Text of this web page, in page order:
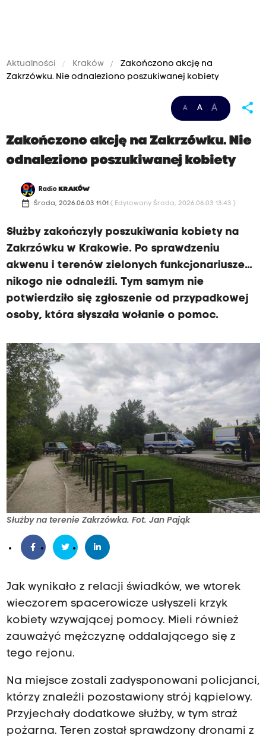
Aktualności Kraków
Zakończono akcję na
Zakrzówku. Nie odnaleziono poszukiwanej kobiety
A A A share
Zakończono akcję na Zakrzówku. Nie
odnaleziono poszukiwanej kobiety
Radio KRAKÓW
date_range Środa, 2026.06.03 11:01 ( Edytowany Środa, 2026.06.03 13:43 )
Służby zakończyły poszukiwania kobiety na
Zakrzówku w Krakowie. Po sprawdzeniu
akwenu i terenów zielonych funkcjonariusze...
nikogo nie odnaleźli. Tym samym nie
potwierdziło się zgłoszenie od przypadkowej
osoby, która słyszała wołanie o pomoc.
Służby na terenie Zakrzówka. Fot. Jan Pająk
Jak wynikało z relacji świadków, we wtorek
wieczorem spacerowicze usłyszeli krzyk
kobiety wzywającej pomocy. Mieli również
zauważyć mężczyznę oddalającego się z
tego rejonu.
Na miejsce zostali zadysponowani policjanci,
którzy znaleźli pozostawiony strój kąpielowy.
Przyjechały dodatkowe służby, w tym straż
pożarna. Teren został sprawdzony dronami z